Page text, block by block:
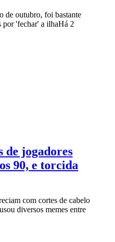
de outubro, foi bastante
por 'fechar' a ilhaHá 2
de jogadores
90, e torcida
com cortes de cabelo
diversos memes entre